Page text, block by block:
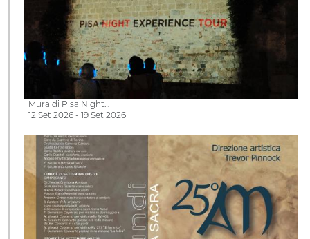
Mura di Pisa Night…
12 Set 2026 - 19 Set 2026